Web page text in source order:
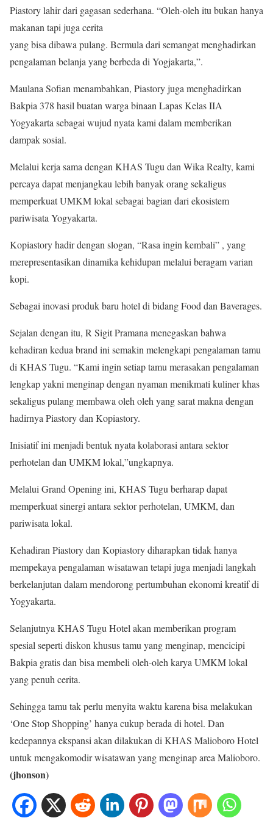
Piastory lahir dari gagasan sederhana. “Oleh-oleh itu bukan hanya
makanan tapi juga cerita
yang bisa dibawa pulang. Bermula dari semangat menghadirkan
pengalaman belanja yang berbeda di Yogjakarta,”.
Maulana Sofian menambahkan, Piastory juga menghadirkan
Bakpia 378 hasil buatan warga binaan Lapas Kelas IIA
Yogyakarta sebagai wujud nyata kami dalam memberikan
dampak sosial.
Melalui kerja sama dengan KHAS Tugu dan Wika Realty, kami
percaya dapat menjangkau lebih banyak orang sekaligus
memperkuat UMKM lokal sebagai bagian dari ekosistem
pariwisata Yogyakarta.
Kopiastory hadir dengan slogan, “Rasa ingin kembali” , yang
merepresentasikan dinamika kehidupan melalui beragam varian
kopi.
Sebagai inovasi produk baru hotel di bidang Food dan Baverages.
Sejalan dengan itu, R Sigit Pramana menegaskan bahwa
kehadiran kedua brand ini semakin melengkapi pengalaman tamu
di KHAS Tugu. “Kami ingin setiap tamu merasakan pengalaman
lengkap yakni menginap dengan nyaman menikmati kuliner khas
sekaligus pulang membawa oleh oleh yang sarat makna dengan
hadirnya Piastory dan Kopiastory.
Inisiatif ini menjadi bentuk nyata kolaborasi antara sektor
perhotelan dan UMKM lokal,”ungkapnya.
Melalui Grand Opening ini, KHAS Tugu berharap dapat
memperkuat sinergi antara sektor perhotelan, UMKM, dan
pariwisata lokal.
Kehadiran Piastory dan Kopiastory diharapkan tidak hanya
mempekaya pengalaman wisatawan tetapi juga menjadi langkah
berkelanjutan dalam mendorong pertumbuhan ekonomi kreatif di
Yogyakarta.
Selanjutnya KHAS Tugu Hotel akan memberikan program
spesial seperti diskon khusus tamu yang menginap, mencicipi
Bakpia gratis dan bisa membeli oleh-oleh karya UMKM lokal
yang penuh cerita.
Sehingga tamu tak perlu menyita waktu karena bisa melakukan
‘One Stop Shopping’ hanya cukup berada di hotel. Dan
kedepannya ekspansi akan dilakukan di KHAS Malioboro Hotel
untuk mengakomodir wisatawan yang menginap area Malioboro.
(jhonson)